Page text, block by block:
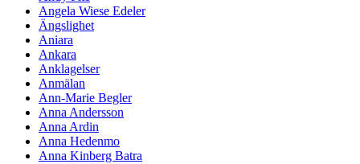
Angela Wiese Edeler
Ängslighet
Aniara
Ankara
Anklagelser
Anmälan
Ann-Marie Begler
Anna Andersson
Anna Ardin
Anna Hedenmo
Anna Kinberg Batra